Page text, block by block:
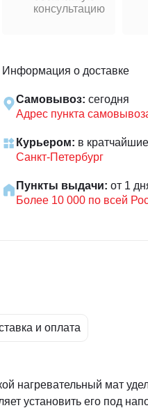
консультацию
Информация о доставке
Самовывоз: сегодня
Адрес пункта
Курьером: в
Санкт-Петербург
Пункты выдачи: от 1
Более 10 000 по всей
и оплата
нагревательный мат
установить его под